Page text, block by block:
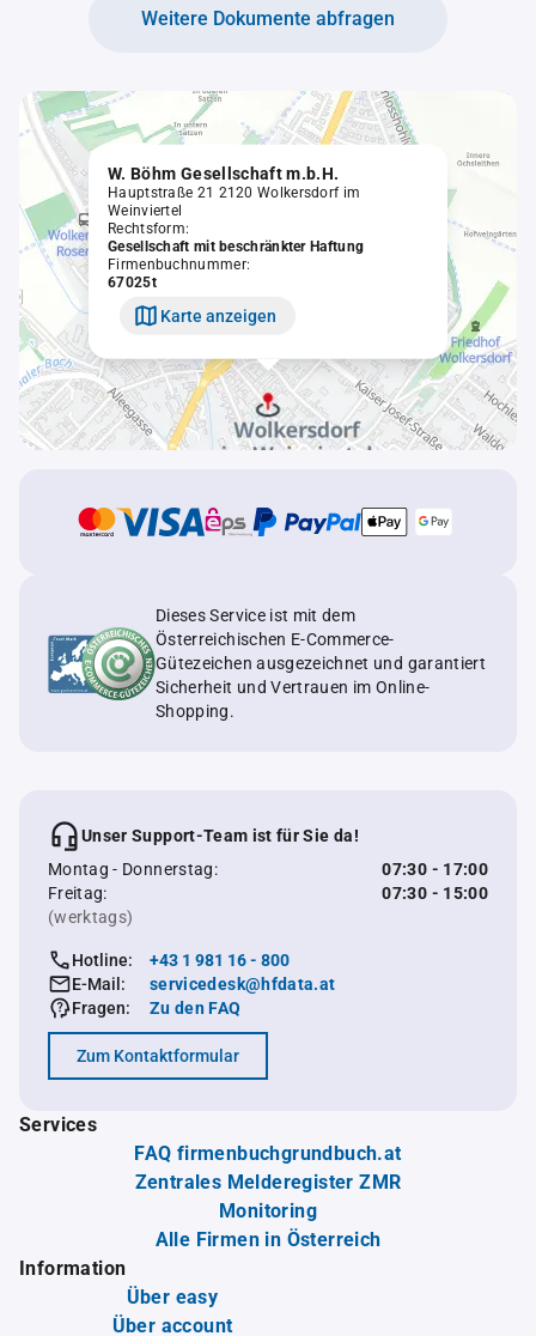
Weitere Dokumente abfragen
W. Böhm Gesellschaft m.b.H.
Hauptstraße 21 2120 Wolkersdorf im
Weinviertel
Rechtsform:
Gesellschaft mit beschränkter Haftung
Firmenbuchnummer:
67025t
Karte anzeigen
Dieses Service ist mit dem
Österreichischen E-Commerce-
Gütezeichen ausgezeichnet und garantiert
Sicherheit und Vertrauen im Online-
Shopping.
Unser Support-Team ist für Sie da!
Montag - Donnerstag:
07:30 - 17:00
Freitag:
07:30 - 15:00
(werktags)
Hotline:
+43 1 981 16 - 800
E-Mail:
servicedesk@hfdata.at
Fragen:
Zu den FAQ
Zum Kontaktformular
Services
FAQ firmenbuchgrundbuch.at
Zentrales Melderegister ZMR
Monitoring
Alle Firmen in Österreich
Information
Über easy
Über account